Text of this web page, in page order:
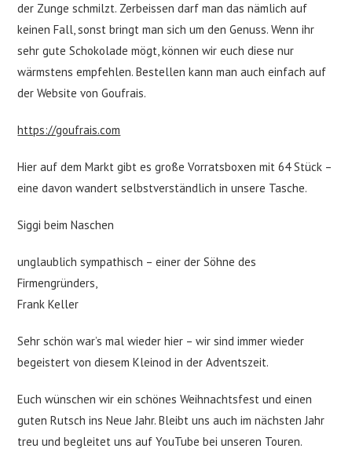
der Zunge schmilzt. Zerbeissen darf man das nämlich auf
keinen Fall, sonst bringt man sich um den Genuss. Wenn ihr
sehr gute Schokolade mögt, können wir euch diese nur
wärmstens empfehlen. Bestellen kann man auch einfach auf
der Website von Goufrais.
https://goufrais.com
Hier auf dem Markt gibt es große Vorratsboxen mit 64 Stück –
eine davon wandert selbstverständlich in unsere Tasche.
Siggi beim Naschen
unglaublich sympathisch – einer der Söhne des
Firmengründers,
Frank Keller
Sehr schön war’s mal wieder hier – wir sind immer wieder
begeistert von diesem Kleinod in der Adventszeit.
Euch wünschen wir ein schönes Weihnachtsfest und einen
guten Rutsch ins Neue Jahr. Bleibt uns auch im nächsten Jahr
treu und begleitet uns auf YouTube bei unseren Touren.